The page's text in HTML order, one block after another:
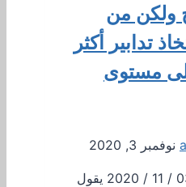
ولكن من
تدابير أكثر
مستوى
نوفمبر 3, 2020
تاريخ النشر: 03 / 11 / 2020 يقول